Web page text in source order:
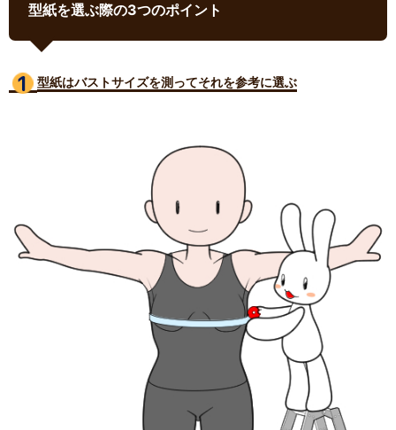
型紙を選ぶ際の3つのポイント
型紙はバストサイズを測ってそれを参考に選ぶ